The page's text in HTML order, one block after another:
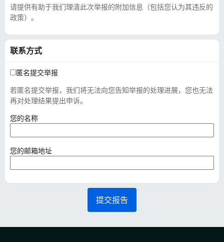
请提供有助于我们理清此次举报的附加信息（包括您认为其违反的
政策）。
联系方式
匿名提交举报
若匿名提交举报，我们将无法向您告知举报的处理进展，您也无法
再对处理结果提出申诉。
您的名称（
填
）
您的邮箱地址（
填
提交报告